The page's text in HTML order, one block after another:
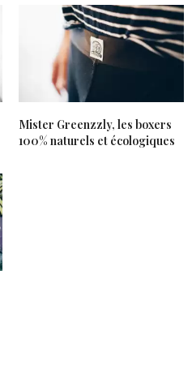
Mister Greenzzly, les boxers
100% naturels et écologiques